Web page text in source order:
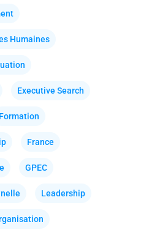
Humaines
Executive Search
Formation
France
GPEC
Leadership